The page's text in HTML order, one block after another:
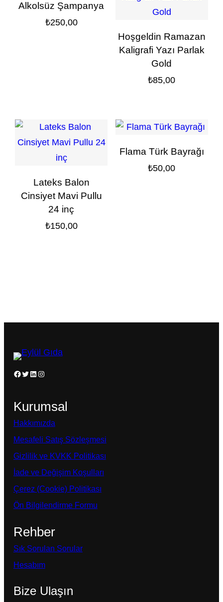
Alkolsüz Şampanya
₺250,00
Hoşgeldin Ramazan
Kaligrafi Yazı Parlak
Gold
₺85,00
Lateks Balon
Cinsiyet Mavi Pullu
24 inç
₺150,00
Flama Türk Bayrağı
₺50,00
Facebook Twitter LinkedIn Instagram
Kurumsal
Hakkımızda
Mesafeli Satış Sözleşmesi
Gizlilik ve KVKK Politikası
İade ve Değişim Koşulları
Çerez (Cookie) Politikası
Ön Bilgilendirme Formu
Rehber
Sık Sorulan Sorular
Hesabım
Bize Ulaşın